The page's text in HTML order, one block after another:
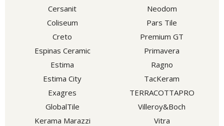
Cersanit
Coliseum
Creto
Espinas Ceramic
Estima
Estima City
Exagres
GlobalTile
Kerama Marazzi
Neodom
Pars Tile
Premium GT
Primavera
Ragno
TacKeram
TERRACOTTAPRO
Villeroy&Boch
Vitra